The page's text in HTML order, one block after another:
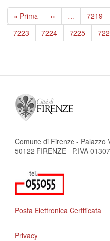
Paginazione
Prima
pagina
« Prima
Pagina
precedente
‹‹ … Page
7219
Page
7223 Page
7224 Page
7225
Comune di Firenze - Palazzo
50122 FIRENZE - P.IVA
Posta Elettronica Certificata
Privacy